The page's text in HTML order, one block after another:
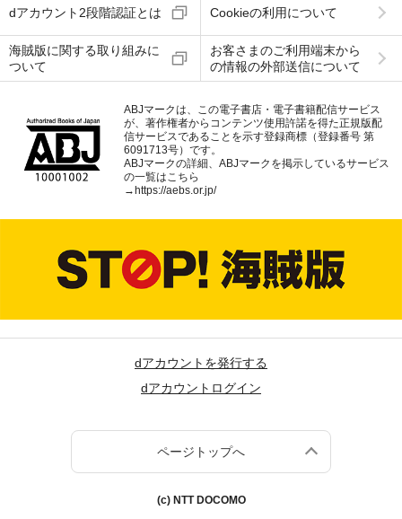
dアカウント2段階認証とは Cookieの利用について
海賊版に関する取り組みに
ついて
お客さまのご利用端末から
の情報の外部送信について
ABJマークは、この電子書店・電子書籍配信サービス
が、著作権者からコンテンツ使用許諾を得た正規版配
信サービスであることを示す登録商標（登録番号 第
6091713号）です。
ABJマークの詳細、ABJマークを掲示しているサービス
の一覧はこちら
→https://aebs.or.jp/
dアカウントを発行する
dアカウントログイン
ページトップへ
(c) NTT DOCOMO